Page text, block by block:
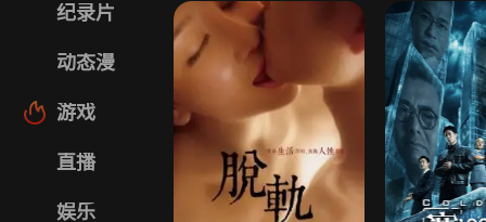
纪录片
动态漫
游戏
直播
娱乐